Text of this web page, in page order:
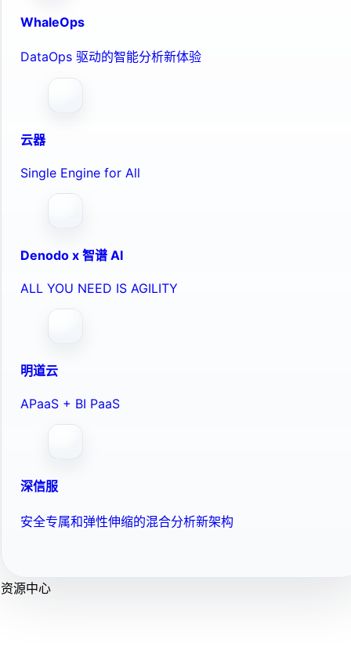
WhaleOps
DataOps 驱动的智能分析新体验
云器
Single Engine for All
Denodo x 智谱 AI
ALL YOU NEED IS AGILITY
明道云
APaaS + BI PaaS
深信服
安全专属和弹性伸缩的混合分析新架构
资源中心